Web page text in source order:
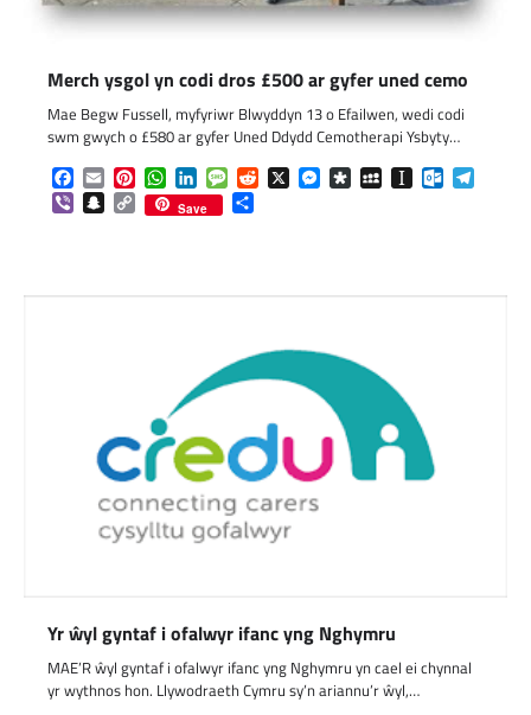
Merch ysgol yn codi dros £500 ar gyfer uned cemo
Mae Begw Fussell, myfyriwr Blwyddyn 13 o Efailwen, wedi codi
swm gwych o £580 ar gyfer Uned Ddydd Cemotherapi Ysbyty…
Facebook
EmailPinterestWhatsApp
LinkedInMessageReddit
X Messenger
DiasporaMySpaceInstapaper
ViberSnapchat
Copy
Link
Save
Yr ŵyl gyntaf i ofalwyr ifanc yng Nghymru
MAE’R ŵyl gyntaf i ofalwyr ifanc yng Nghymru yn cael ei chynnal
yr wythnos hon. Llywodraeth Cymru sy’n ariannu’r ŵyl,…